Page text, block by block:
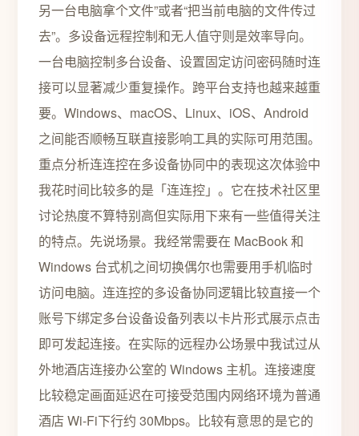
另一台电脑拿个文件”或者“把当前电脑的文件传过
去”。多设备远程控制和无人值守则是效率导向。
一台电脑控制多台设备、设置固定访问密码随时连
接可以显著减少重复操作。跨平台支持也越来越重
要。Windows、macOS、Linux、iOS、Android
之间能否顺畅互联直接影响工具的实际可用范围。
重点分析连连控在多设备协同中的表现这次体验中
我花时间比较多的是「连连控」。它在技术社区里
讨论热度不算特别高但实际用下来有一些值得关注
的特点。先说场景。我经常需要在 MacBook 和
Windows 台式机之间切换偶尔也需要用手机临时
访问电脑。连连控的多设备协同逻辑比较直接一个
账号下绑定多台设备设备列表以卡片形式展示点击
即可发起连接。在实际的远程办公场景中我试过从
外地酒店连接办公室的 Windows 主机。连接速度
比较稳定画面延迟在可接受范围内网络环境为普通
酒店 Wi-Fi下行约 30Mbps。比较有意思的是它的